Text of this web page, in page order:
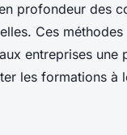
profondeur des
Ces
entreprises une
les formations à